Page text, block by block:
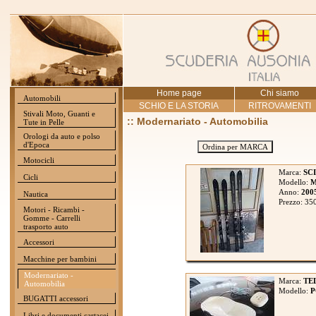
Automobili
Stivali Moto, Guanti e
Tute in Pelle
Orologi da auto e polso
d'Epoca
Motocicli
Cicli
Nautica
Motori - Ricambi -
Gomme - Carrelli
trasporto auto
Accessori
Macchine per bambini
Modernariato -
Automobilia
BUGATTI accessori
Home page
Chi siamo
SCHIO E LA STORIA
RITROVAMENTI
:: Modernariato - Automobilia
Ordina per MARCA
Marca:
Modello:
Anno:
Prezzo:
Marca:
Modello: